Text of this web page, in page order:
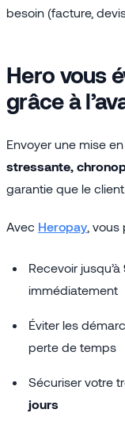
besoin (facture,
Hero vous
grâce à
Envoyer une mise
stressante,
garantie que le
Avec Heropay ,
Recevoir jusqu’à
immédiatement
Éviter les
perte de temps
Sécuriser votre
jours